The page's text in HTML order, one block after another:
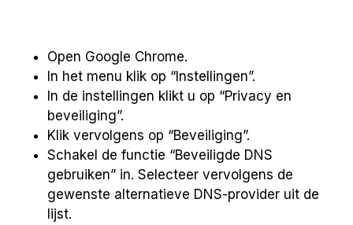
Open Google Chrome.
In het menu klik op “Instellingen”.
In de instellingen klikt u op “Privacy en
beveiliging”.
Klik vervolgens op “Beveiliging”.
Schakel de functie “Beveiligde DNS
gebruiken” in. Selecteer vervolgens de
gewenste alternatieve DNS-provider uit de
lijst.